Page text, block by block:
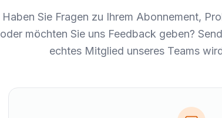
Haben Sie Fragen zu Ihrem Abonnement,
oder möchten Sie uns Feedback geben?
echtes Mitglied unseres Teams